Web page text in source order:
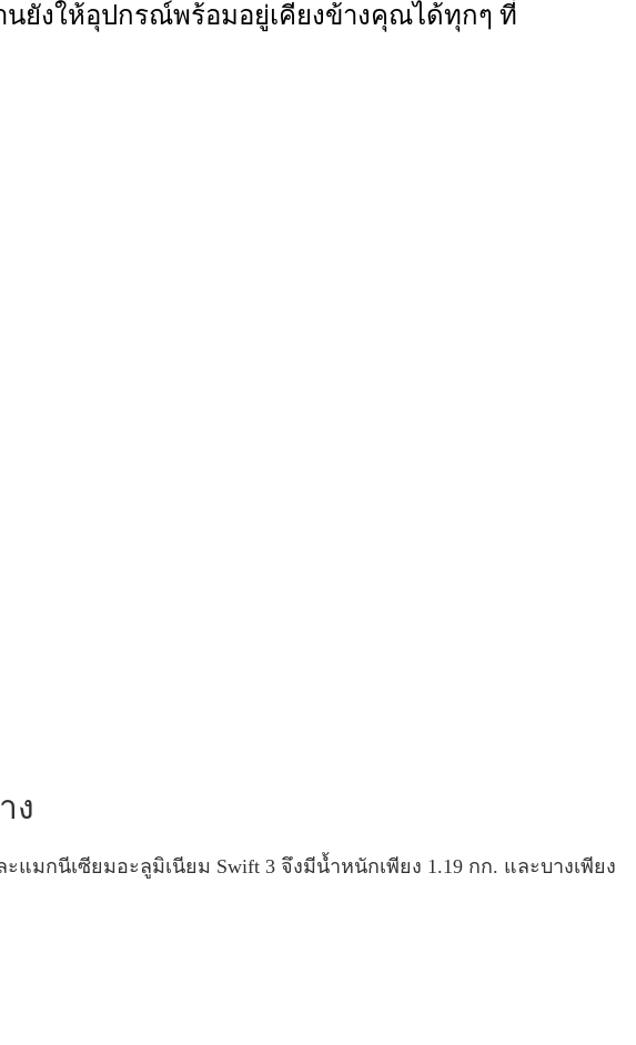
นยังให้อุปกรณ์พร้อมอยู่เคียงข้างคุณได้ทุกๆ ที่
ง
มกนีเซียมอะลูมิเนียม Swift 3 จึงมีน้ำหนักเพียง 1.19 กก. และบางเพียง